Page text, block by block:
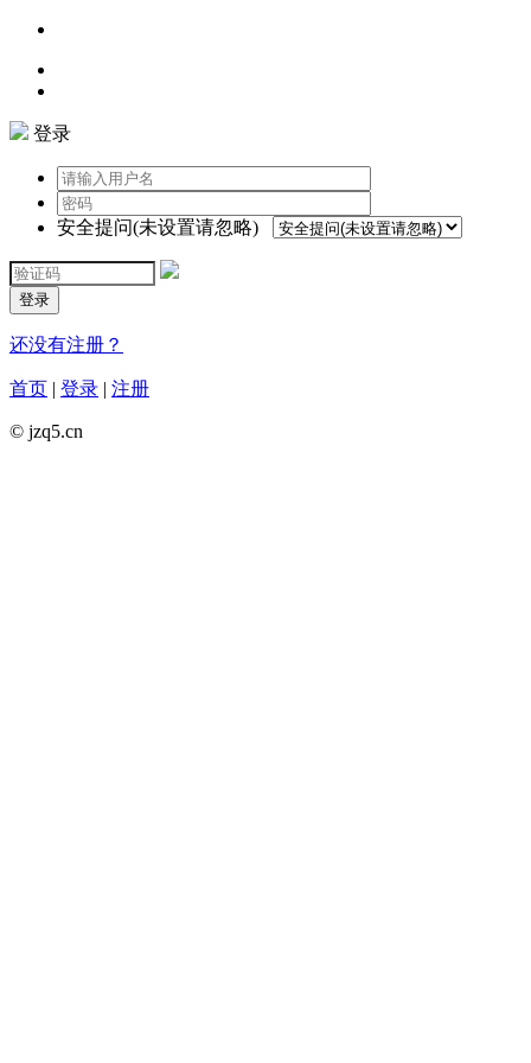
登录
安全提问(未设置请忽略)
登录
还没有注册？
首页 | 登录 | 注册
© jzq5.cn